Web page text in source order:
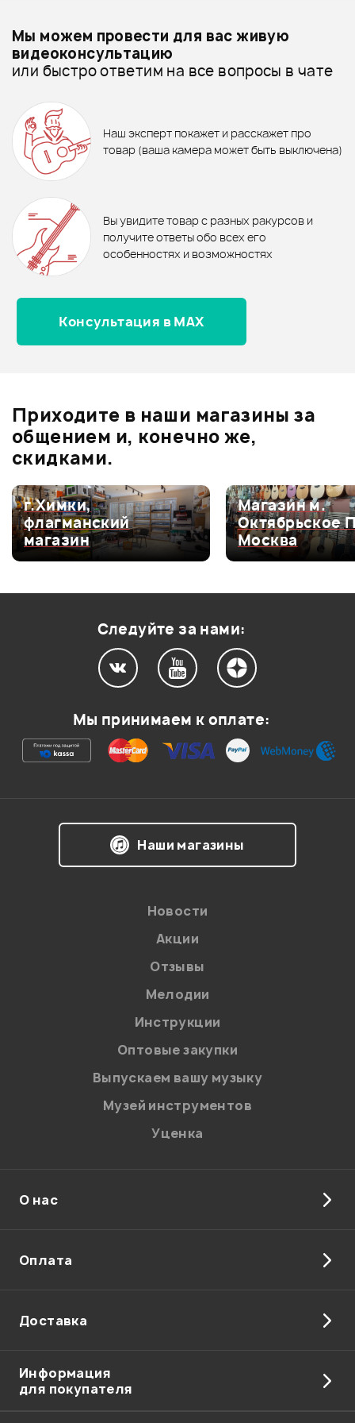
ХИТ
РУЧКА ДЛЯ СМЕНЫ СТРУН
STAGG GSW-40 BK
В корзину
ХИТ
7% ХИТ
642 ₽ 690 ₽
Тренажер Flanger FA-12-G
В корзину
560 ₽
Тренажер для пальцев Flanger
Отзывы
0.0
Оценка5
Оценка4
Оценка1
Тренажеры для пальцев - дешевле
Тренажеры для пальцев - дороже
Тренажеры для пальцев - новинки
Мой отзыв о товаре
Ваша оценка:
Впечатления о товаре:
согласиена обработку персональных данных в
соответствии сПолитикой в отношении обработки
персональных данных.
Мы можем провести для вас живую
видеоконсультацию
или быстро ответим на все вопросы в чате
Наш эксперт покажет и расскажет про
товар (ваша камера может быть выключена)
Вы увидите товар с разных ракурсов и
получите ответы обо всех его
особенностях и возможностях
Консультация в MAX
Приходите в наши магазины за
общением и, конечно же,
скидками.
г.Химки,
флагманский
магазин
Магазин м.
Октябрьское
Москва
Следуйте за нами:
Мы принимаем к оплате:
Наши магазины
Новости
Акции
Отзывы
Мелодии
Инструкции
Оптовые закупки
Выпускаем вашу музыку
Музей инструментов
Уценка
О нас
Оплата
Доставка
Информация
для покупателя